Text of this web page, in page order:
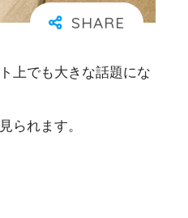
上でも大きな話題にな
られます。